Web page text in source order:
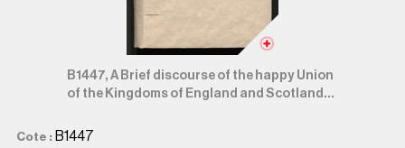
B1447, A Brief discourse of the happy Union
of the Kingdoms of England and Scotland...
Cote B1447